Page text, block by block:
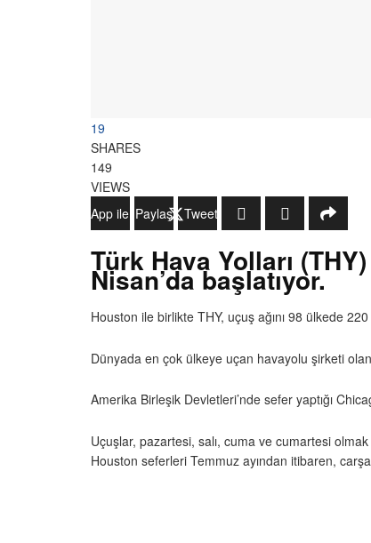
19
SHARES
149
VIEWS
WhatsApp ile Gönder
Paylaş Tweetle
Türk Hava Yolları
Nisan’da başlatıyor.
Houston ile birlikte THY, uçuş ağını 98 ülkede
Dünyada en çok ülkeye uçan havayolu şirketi
Amerika Birleşik Devletleri’nde sefer yaptığı
Uçuşlar, pazartesi, salı, cuma ve cumartesi
Houston seferleri Temmuz ayından itibaren,